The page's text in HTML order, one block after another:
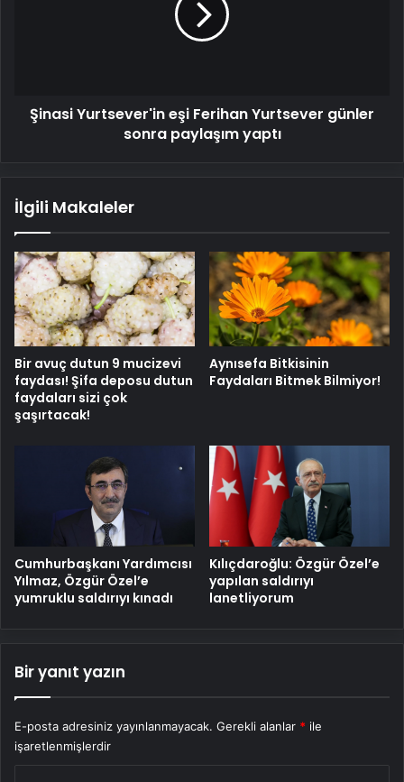
Şinasi Yurtsever'in eşi Ferihan Yurtsever günler
sonra paylaşım yaptı
İlgili Makaleler
Bir avuç dutun 9 mucizevi
faydası! Şifa deposu dutun
faydaları sizi çok
şaşırtacak!
Aynısefa Bitkisinin
Faydaları Bitmek Bilmiyor!
Cumhurbaşkanı Yardımcısı
Yılmaz, Özgür Özel’e
yumruklu saldırıyı kınadı
Kılıçdaroğlu: Özgür Özel’e
yapılan saldırıyı
lanetliyorum
Bir yanıt yazın
E-posta adresiniz yayınlanmayacak. Gerekli alanlar * ile
işaretlenmişlerdir